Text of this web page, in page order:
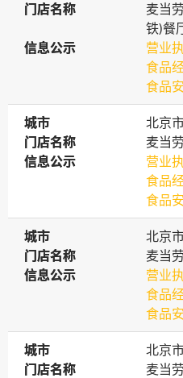
门店名称
门店名称
麦当
铁)餐
信息公示
信息公示
营业
食品
食品
城市
城市
北京
门店名称
门店名称
麦当
信息公示
信息公示
营业
食品
食品
城市
城市
北京
门店名称
门店名称
麦当
信息公示
信息公示
营业
食品
食品
城市
城市
北京
门店名称
门店名称
麦当